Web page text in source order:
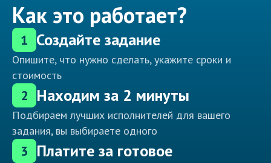
Как это работает?
1 Создайте задание
Опишите, что нужно сделать, укажите сроки и
стоимость
2 Находим за 2 минуты
Подбираем лучших исполнителей для вашего
задания, вы выбираете одного
3 Платите за готовое